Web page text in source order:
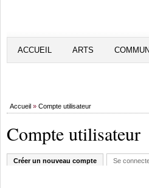
ACCUEIL ARTS
Accueil » Compte utilisateur
Compte utilisateur
Créer un nouveau compte Se